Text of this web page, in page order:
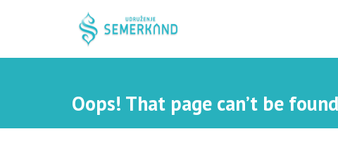
p
o
Oops! That page can’t be